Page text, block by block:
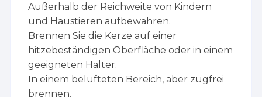
Außerhalb der Reichweite von Kindern
und Haustieren aufbewahren.
Brennen Sie die Kerze auf einer
hitzebeständigen Oberfläche oder in einem
geeigneten Halter.
In einem belüfteten Bereich, aber zugfrei
brennen.